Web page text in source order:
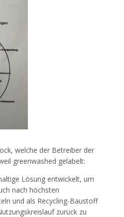
welche der Betreiber der
greenwashed gelabelt:
Lösung entwickelt, um
nach höchsten
und als Recycling-Baustoff
zurück zu